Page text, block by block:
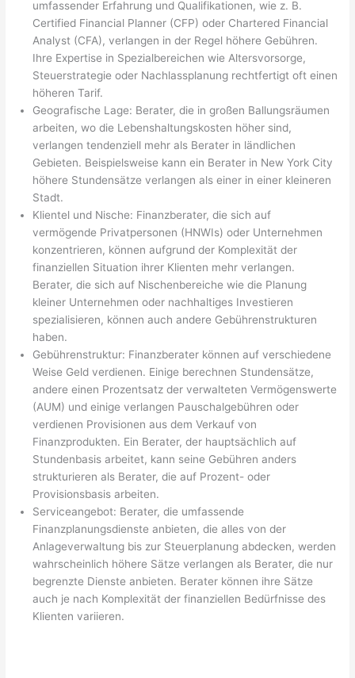
umfassender Erfahrung und Qualifikationen, wie z. B.
Certified Financial Planner (CFP) oder Chartered Financial
Analyst (CFA), verlangen in der Regel höhere Gebühren.
Ihre Expertise in Spezialbereichen wie Altersvorsorge,
Steuerstrategie oder Nachlassplanung rechtfertigt oft einen
höheren Tarif.
Geografische Lage: Berater, die in großen Ballungsräumen
arbeiten, wo die Lebenshaltungskosten höher sind,
verlangen tendenziell mehr als Berater in ländlichen
Gebieten. Beispielsweise kann ein Berater in New York City
höhere Stundensätze verlangen als einer in einer kleineren
Stadt.
Klientel und Nische: Finanzberater, die sich auf
vermögende Privatpersonen (HNWIs) oder Unternehmen
konzentrieren, können aufgrund der Komplexität der
finanziellen Situation ihrer Klienten mehr verlangen.
Berater, die sich auf Nischenbereiche wie die Planung
kleiner Unternehmen oder nachhaltiges Investieren
spezialisieren, können auch andere Gebührenstrukturen
haben.
Gebührenstruktur: Finanzberater können auf verschiedene
Weise Geld verdienen. Einige berechnen Stundensätze,
andere einen Prozentsatz der verwalteten Vermögenswerte
(AUM) und einige verlangen Pauschalgebühren oder
verdienen Provisionen aus dem Verkauf von
Finanzprodukten. Ein Berater, der hauptsächlich auf
Stundenbasis arbeitet, kann seine Gebühren anders
strukturieren als Berater, die auf Prozent- oder
Provisionsbasis arbeiten.
Serviceangebot: Berater, die umfassende
Finanzplanungsdienste anbieten, die alles von der
Anlageverwaltung bis zur Steuerplanung abdecken, werden
wahrscheinlich höhere Sätze verlangen als Berater, die nur
begrenzte Dienste anbieten. Berater können ihre Sätze
auch je nach Komplexität der finanziellen Bedürfnisse des
Klienten variieren.